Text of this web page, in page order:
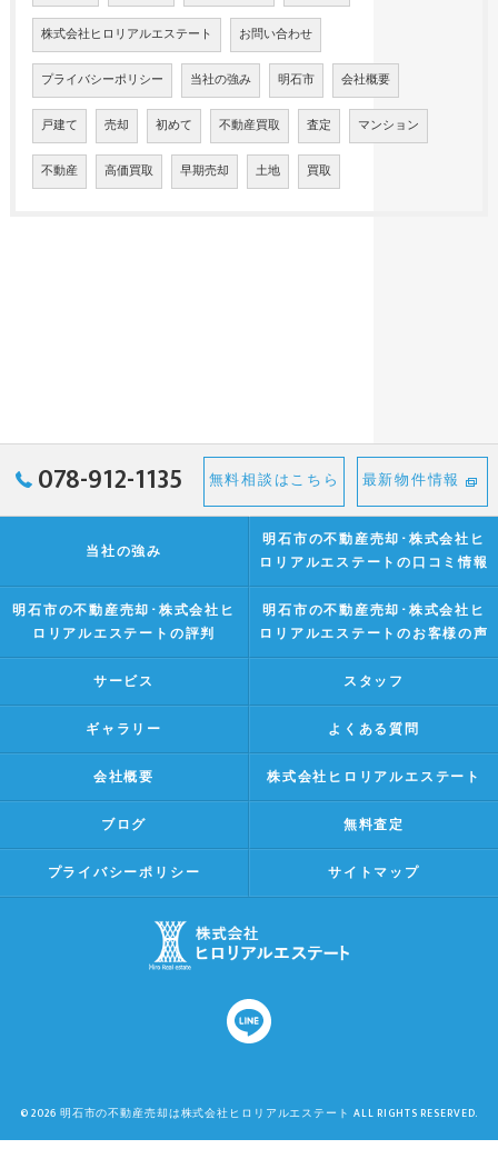
株式会社ヒロリアルエステート お問い合わせ
プライバシーポリシー 当社の強み 明石市 会社概要
戸建て 売却 初めて 不動産買取 査定 マンション
不動産 高価買取 早期売却 土地 買取
078-912-1135 無料相談はこちら 最新物件情報
当社の強み
明石市の不動産売却･株式会社ヒ
ロリアルエステートの口コミ情報
明石市の不動産売却･株式会社ヒ
ロリアルエステートの評判
明石市の不動産売却･株式会社ヒ
ロリアルエステートのお客様の声
サービス スタッフ
ギャラリー よくある質問
会社概要 株式会社ヒロリアルエステート
ブログ 無料査定
プライバシーポリシー サイトマップ
© 2026 明石市の不動産売却は株式会社ヒロリアルエステート ALL RIGHTS RESERVED.